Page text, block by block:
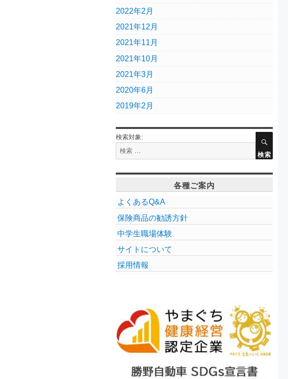
2022年2月
2021年12月
2021年11月
2021年10月
2021年3月
2020年6月
2019年2月
検索対象:
検索
各種ご案内
よくあるQ&A
保険商品の勧誘方針
中学生職場体験
サイトについて
採用情報